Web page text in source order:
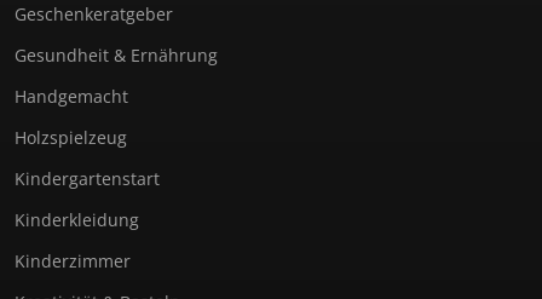
Geschenkeratgeber
Gesundheit & Ernährung
Handgemacht
Holzspielzeug
Kindergartenstart
Kinderkleidung
Kinderzimmer